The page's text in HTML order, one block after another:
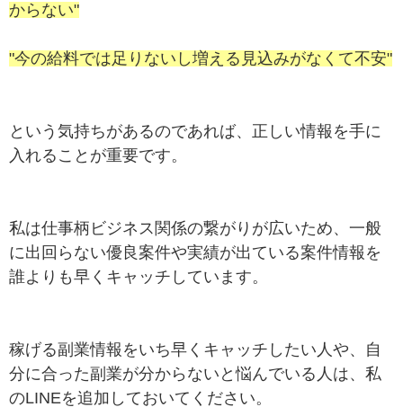
からない"
"今の給料では足りないし増える見込みがなくて不安"
という気持ちがあるのであれば、正しい情報を手に
入れることが重要です。
私は仕事柄ビジネス関係の繋がりが広いため、一般
に出回らない優良案件や実績が出ている案件情報を
誰よりも早くキャッチしています。
稼げる副業情報をいち早くキャッチしたい人や、自
分に合った副業が分からないと悩んでいる人は、私
のLINEを追加しておいてください。